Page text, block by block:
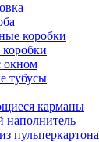
коробки
окном
тубусы
карманы
пульперкартона